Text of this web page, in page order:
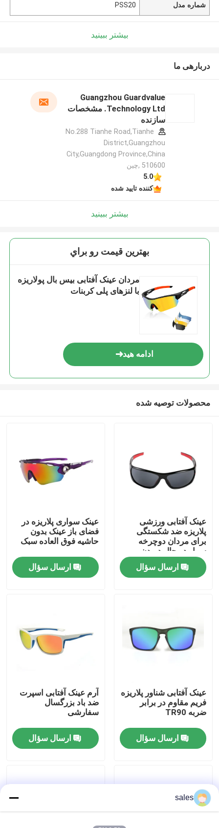
صفحه اصلی
محصولات
تور کارخانه
اخبار
موارد
عینک شنا ضدآفتاب
شماره مدل PSS20
بیشتر ببینید
دربارهی ما
Guangzhou Guardvalue
Technology Ltd. مشخصات
سازنده
No.288 Tianhe Road,Tianhe
District,Guangzhou
City,Guangdong Province,China
510600 ,چین
5.0
کننده تایید شده
بیشتر ببینید
بهترين قيمت رو براي
مردان عینک آفتابی بیس بال پولاریزه
با لنزهای پلی کربنات
ادامه هید
محصولات توصیه شده
عینک آفتابی ورزشی
پلاریزه ضد شکستگی
برای مردان دوچرخه
سوار در حال دویدن
ماهیگیری
ارسال سؤال
عینک سواری پلاریزه در
فضای باز عینک بدون
حاشیه فوق العاده سبک
ارسال سؤال
عینک آفتابی شناور پلاریزه
فریم مقاوم در برابر
ضربه TR90
ارسال سؤال
آرم عینک آفتابی اسپرت
ضد باد بزرگسال
سفارشی
ارسال سؤال
sales